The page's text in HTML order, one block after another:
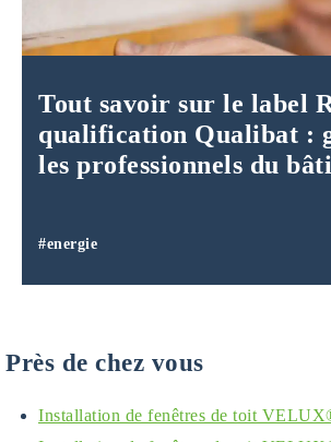
Tout savoir sur le label
qualification Qualibat :
les professionnels du
#energie
Près de chez vous
Installation de fenêtres de toit